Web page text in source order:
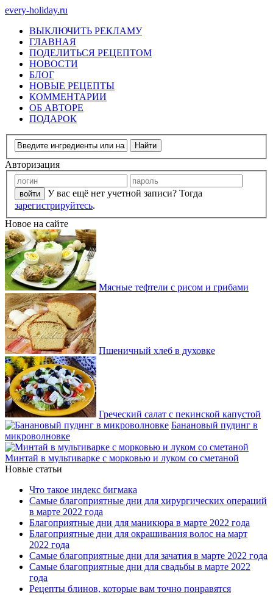
every-holiday.ru
ВЫКЛЮЧИТЬ РЕКЛАМУ
ГЛАВНАЯ
ПОДЕЛИТЬСЯ РЕЦЕПТОМ
НОВОСТИ
БЛОГ
НОВЫЕ РЕЦЕПТЫ
КОММЕНТАРИИ
ОБ АВТОРЕ
ПОДАРОК
Авторизация
У вас ещё нет учетной записи? Тогда
зарегистрируйтесь.
Новое на сайте
Мясные тефтели с рисом и грибами
Пшеничный хлеб в духовке
Греческий салат с пекинской капустой
Банановый пудинг в
микроволновке
Минтай в мультиварке с морковью и луком со сметаной
Новые статьи
Что такое индекс бигмака
Самые благоприятные дни для хирургических операций
в марте 2022 года
Благоприятные дни для маникюра в марте 2022 года
Благоприятные дни для окрашивания волос на март
2022 года
Самые благоприятные дни для зачатия в марте 2022 года
Самые благоприятные дни для свадьбы в марте 2022
года
Рецепты блинов, которые вам точно понравятся